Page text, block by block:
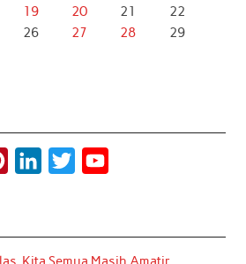
19 20 21
22
26 27 28
29
t
k
t
T